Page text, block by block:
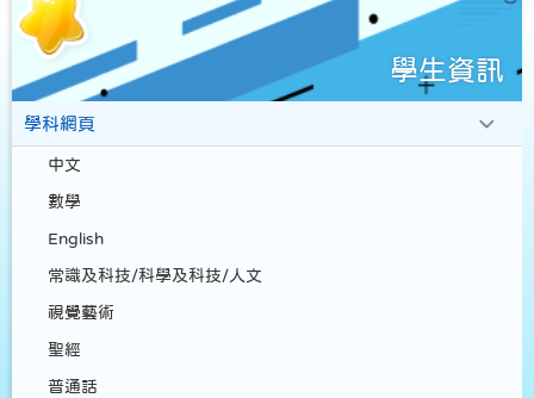
學生資訊
學科網頁
中文
數學
English
常識及科技/科學及科技/人文
視覺藝術
聖經
普通話